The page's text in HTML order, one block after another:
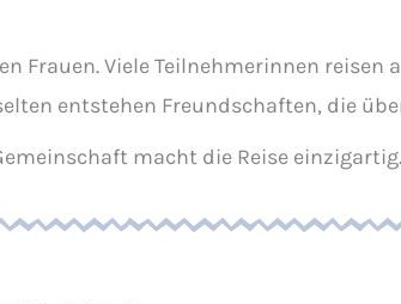
Frauen. Viele Teilnehmerinnen reisen
entstehen Freundschaften, die
macht die Reise einzigartig.